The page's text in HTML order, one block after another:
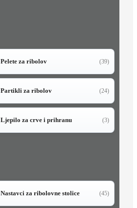
Pelete za ribolov (39)
Partikli za ribolov (24)
Ljepilo za crve i prihranu (3)
Nastavci za ribolovne stolice (45)